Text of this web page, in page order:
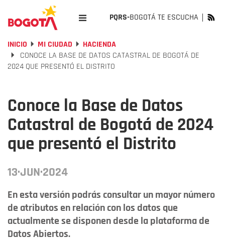
PQRS-BOGOTÁ TE ESCUCHA
INICIO MI CIUDAD
HACIENDA
CONOCE LA BASE DE DATOS CATASTRAL DE BOGOTÁ DE
2024 QUE PRESENTÓ EL DISTRITO
Conoce la Base de Datos
Catastral de Bogotá de 2024
que presentó el Distrito
13·JUN·2024
En esta versión podrás consultar un mayor número
de atributos en relación con los datos que
actualmente se disponen desde la plataforma de
Datos Abiertos.